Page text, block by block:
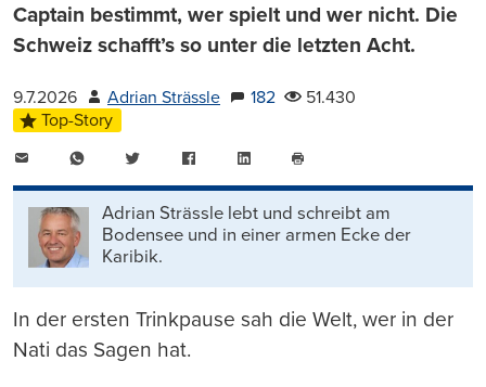
Captain bestimmt, wer spielt und wer nicht. Die
Schweiz schafft’s so unter die letzten Acht.
9.7.2026 Adrian Strässle 182
51.430
Top-Story
WhatsAppTwitter FacebookLinkedIn
drucken
Adrian Strässle lebt und schreibt am
Bodensee und in einer armen Ecke der
Karibik.
In der ersten Trinkpause sah die Welt, wer in der
Nati das Sagen hat.